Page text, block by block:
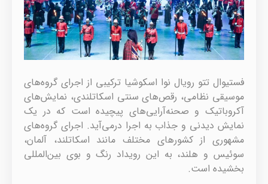
فستیوال تتو رویال نوا اسکوشیا ترکیبی از اجرای گروه‌های
موسیقی نظامی، رقص‌های سنتی اسکاتلندی، نمایش‌های
آکروباتیک و صحنه‌آرایی‌های پیچیده است که در یک
نمایش دیدنی و جذاب به اجرا درمی‌آید. اجرای گروه‌های
مشهوری از کشورهای مختلف مانند اسکاتلند، آلمان،
سوئیس و هلند، به این رویداد رنگ و بوی بین‌المللی
بخشیده است.